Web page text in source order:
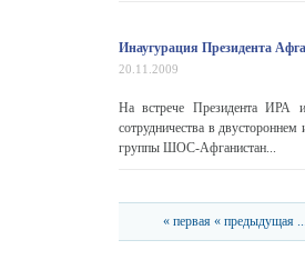
Инаугурация Президента
20.11.2009
На встрече Президента ИРА
сотрудничества в
группы ШОС-Афганистан...
« первая « предыдущая